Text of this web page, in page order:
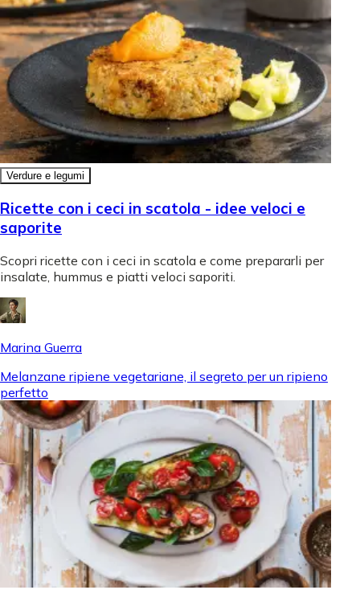
Verdure e legumi
Ricette con i ceci in scatola - idee veloci e
saporite
Scopri ricette con i ceci in scatola e come prepararli per
insalate, hummus e piatti veloci saporiti.
Marina Guerra
Melanzane ripiene vegetariane, il segreto per un ripieno
perfetto